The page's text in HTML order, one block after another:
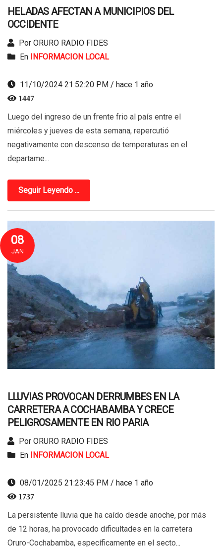
HELADAS AFECTAN A MUNICIPIOS DEL
OCCIDENTE
Por ORURO RADIO FIDES
En INFORMACION LOCAL
11/10/2024 21:52:20 PM / hace 1 año
1447
Luego del ingreso de un frente frio al país entre el
miércoles y jueves de esta semana, repercutió
negativamente con descenso de temperaturas en el
departame...
Seguir Leyendo ...
08
JAN
LLUVIAS PROVOCAN DERRUMBES EN LA
CARRETERA A COCHABAMBA Y CRECE
PELIGROSAMENTE EN RIO PARIA
Por ORURO RADIO FIDES
En INFORMACION LOCAL
08/01/2025 21:23:45 PM / hace 1 año
1737
La persistente lluvia que ha caído desde anoche, por más
de 12 horas, ha provocado dificultades en la carretera
Oruro-Cochabamba, específicamente en el secto...